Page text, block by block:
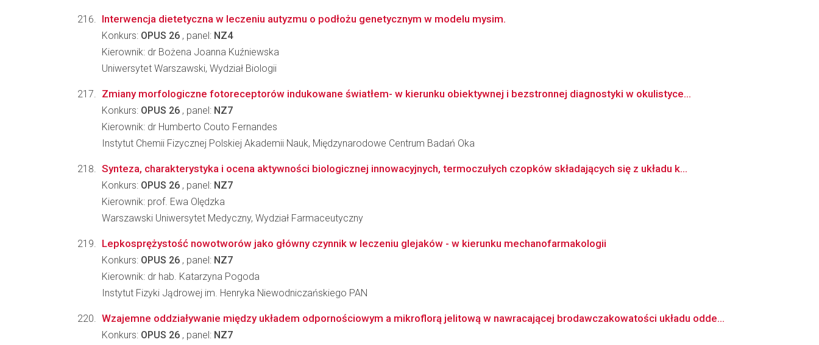
Interwencja dietetyczna w leczeniu autyzmu o podłożu genetycznym w modelu mysim.
Konkurs: OPUS 26 , panel: NZ4
Kierownik: dr Bożena Joanna Kuźniewska
Uniwersytet Warszawski, Wydział Biologii
Zmiany morfologiczne fotoreceptorów indukowane światłem- w kierunku obiektywnej i bezstronnej diagnostyki w okulistyce...
Konkurs: OPUS 26 , panel: NZ7
Kierownik: dr Humberto Couto Fernandes
Instytut Chemii Fizycznej Polskiej Akademii Nauk, Międzynarodowe Centrum Badań Oka
Synteza, charakterystyka i ocena aktywności biologicznej innowacyjnych, termoczułych czopków składających się z układu k...
Konkurs: OPUS 26 , panel: NZ7
Kierownik: prof. Ewa Olędzka
Warszawski Uniwersytet Medyczny, Wydział Farmaceutyczny
Lepkosprężystość nowotworów jako główny czynnik w leczeniu glejaków - w kierunku mechanofarmakologii
Konkurs: OPUS 26 , panel: NZ7
Kierownik: dr hab. Katarzyna Pogoda
Instytut Fizyki Jądrowej im. Henryka Niewodniczańskiego PAN
Wzajemne oddziaływanie między układem odpornościowym a mikroflorą jelitową w nawracającej brodawczakowatości układu odde...
Konkurs: OPUS 26 , panel: NZ7